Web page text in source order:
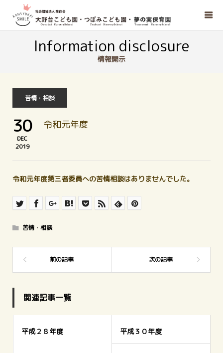
Information disclosure
情報開示
苦情・相談
30
DEC
2019
令和元年度
令和元年度第三者委員への苦情相談はありませんでした。
苦情・相談
関連記事一覧
平成２８年度 平成３０年度